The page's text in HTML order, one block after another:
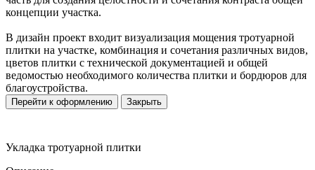
концепции участка.
В дизайн проект входит визуализация мощения тротуарной
плитки на участке, комбинация и сочетания различных видов,
цветов плитки с технической документацией и общей
ведомостью необходимого количества плитки и бордюров для
благоустройства.
Перейти к оформлению Закрыть
Укладка тротуарной плитки